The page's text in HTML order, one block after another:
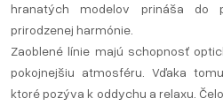
hranatých modelov prináša do
prirodzenej harmónie.
Zaoblené línie majú schopnosť
pokojnejšiu atmosféru. Vďaka
ktoré pozýva k oddychu a relaxu.